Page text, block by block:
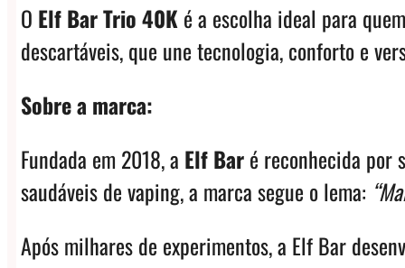
O Elf Bar Trio 40K é a escolha ideal para
descartáveis, que une tecnologia, conforto e
Sobre a marca:
Fundada em 2018, a Elf Baré reconhecida por
saudáveis de vaping, a marca segue o lema:
Após milhares de experimentos, a Elf Bar